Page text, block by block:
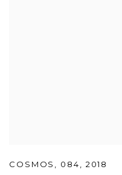
COSMOS 084 2018